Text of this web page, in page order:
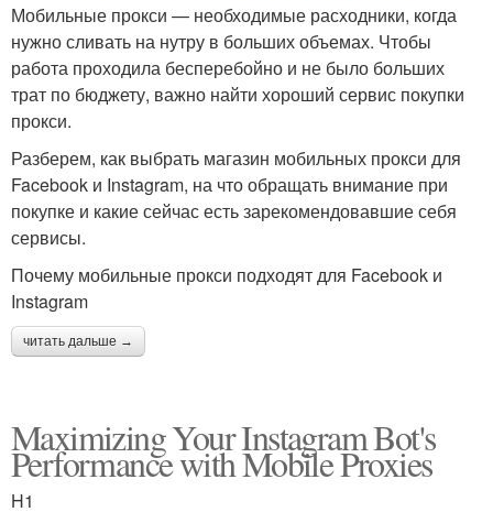
Мобильные прокси — необходимые расходники, когда
нужно сливать на нутру в больших объемах. Чтобы
работа проходила бесперебойно и не было больших
трат по бюджету, важно найти хороший сервис покупки
прокси.
Разберем, как выбрать магазин мобильных прокси для
Facebook и Instagram, на что обращать внимание при
покупке и какие сейчас есть зарекомендовавшие себя
сервисы.
Почему мобильные прокси подходят для Facebook и
Instagram
читать дальше →
Maximizing Your Instagram Bot's
Performance with Mobile Proxies
H1